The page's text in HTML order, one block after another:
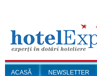
ACASĂ NEWSLETTER